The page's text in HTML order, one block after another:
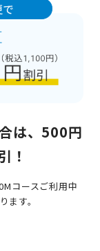
は、500円
！
コースご利用中
ます。